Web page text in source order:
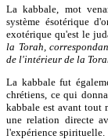
La kabbale, mot
système ésotérique
exotérique qu'est le
la Torah,
de l'intérieur de la
La kabbale fut
chrétiens, ce qui
kabbale est avant tout
une relation directe
l'expérience spirituelle.